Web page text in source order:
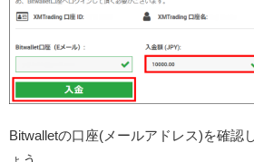
Bitwalletの口座(メールアドレス)を確認